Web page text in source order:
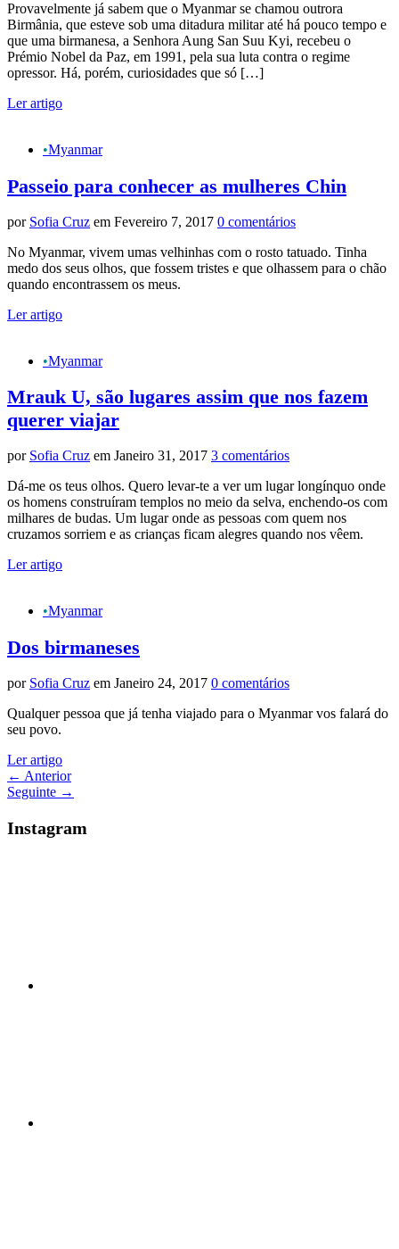
Provavelmente já sabem que o Myanmar se chamou outrora
Birmânia, que esteve sob uma ditadura militar até há pouco tempo e
que uma birmanesa, a Senhora Aung San Suu Kyi, recebeu o
Prémio Nobel da Paz, em 1991, pela sua luta contra o regime
opressor. Há, porém, curiosidades que só […]
Ler artigo
•Myanmar
Passeio para conhecer as mulheres Chin
por Sofia Cruz em Fevereiro 7, 2017 0 comentários
No Myanmar, vivem umas velhinhas com o rosto tatuado. Tinha
medo dos seus olhos, que fossem tristes e que olhassem para o chão
quando encontrassem os meus.
Ler artigo
•Myanmar
Mrauk U, são lugares assim que nos fazem
querer viajar
por Sofia Cruz em Janeiro 31, 2017 3 comentários
Dá-me os teus olhos. Quero levar-te a ver um lugar longínquo onde
os homens construíram templos no meio da selva, enchendo-os com
milhares de budas. Um lugar onde as pessoas com quem nos
cruzamos sorriem e as crianças ficam alegres quando nos vêem.
Ler artigo
•Myanmar
Dos birmaneses
por Sofia Cruz em Janeiro 24, 2017 0 comentários
Qualquer pessoa que já tenha viajado para o Myanmar vos falará do
seu povo.
Ler artigo
← Anterior
Seguinte →
Instagram